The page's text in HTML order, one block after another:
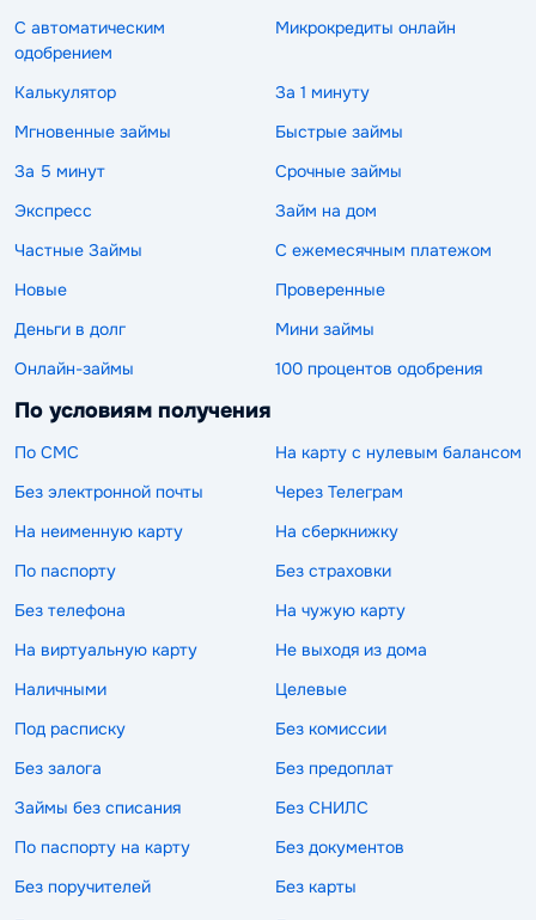
С автоматическим
одобрением
Микрокредиты онлайн
Калькулятор
За 1 минуту
Мгновенные займы
Быстрые займы
За 5 минут
Срочные займы
Экспресс
Займ на дом
Частные Займы
С ежемесячным платежом
Новые
Проверенные
Деньги в долг
Мини займы
Онлайн-займы
100 процентов одобрения
По условиям получения
По СМС
На карту с нулевым балансом
Без электронной почты
Через Телеграм
На неименную карту
На сберкнижку
По паспорту
Без страховки
Без телефона
На чужую карту
На виртуальную карту
Не выходя из дома
Наличными
Целевые
Под расписку
Без комиссии
Без залога
Без предоплат
Займы без списания
Без СНИЛС
По паспорту на карту
Без документов
Без поручителей
Без карты